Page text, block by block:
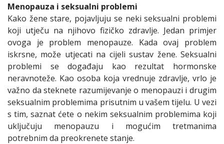
Menopauza i seksualni problemi
Kako žene stare, pojavljuju se neki seksualni problemi
koji utječu na njihovo fizičko zdravlje. Jedan primjer
ovoga je problem menopauze. Kada ovaj problem
iskrsne, može utjecati na cijeli sustav žene. Seksualni
problemi se događaju kao rezultat hormonske
neravnoteže. Kao osoba koja vrednuje zdravlje, vrlo je
važno da steknete razumijevanje o menopauzi i drugim
seksualnim problemima prisutnim u vašem tijelu. U vezi
s tim, saznat ćete o nekim seksualnim problemima koji
uključuju menopauzu i mogućim tretmanima
potrebnim da preokrenete stanje.